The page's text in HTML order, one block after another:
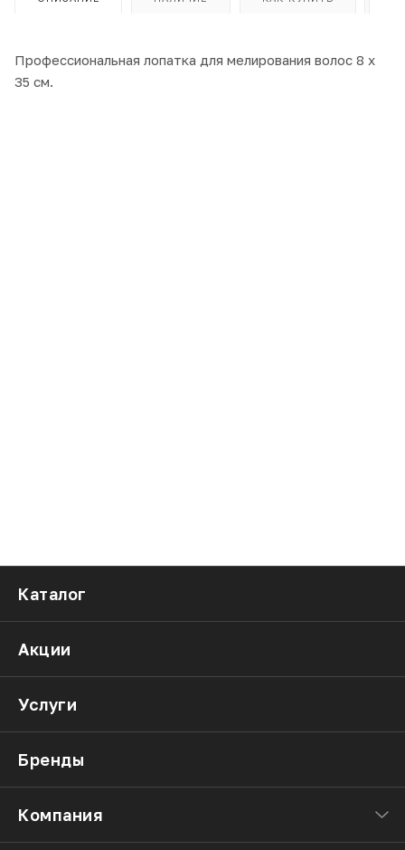
Профессиональная лопатка для мелирования волос 8 х
35 см.
Каталог
Акции
Услуги
Бренды
Компания